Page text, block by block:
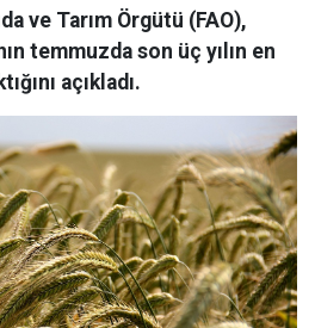
ve Tarım Örgütü (FAO),
temmuzda son üç yılın en
açıkladı.